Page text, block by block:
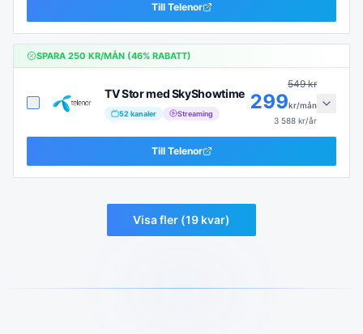
Till Telenor
SPARA 250 KR/MÅN (46% RABATT)
TV Stor med SkyShowtime
52 kanaler Streaming
549kr
299kr/mån
3 588 kr/år
Till Telenor
Visa fler (19 kvar)